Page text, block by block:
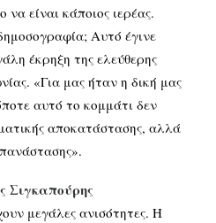
να είναι κάποιος ιερέας.
Αυτό έγινε
έκρηξη της ελεύθερης
«Για μας ήταν η δική μας
αυτό το κομμάτι δεν
αποκατάστασης, αλλά
Σιγκαπούρης
μεγάλες ανισότητες. Η